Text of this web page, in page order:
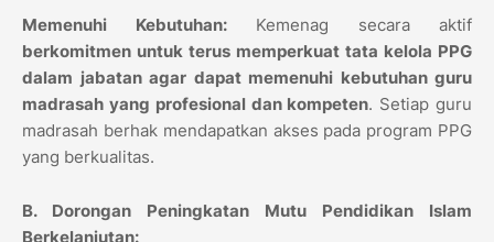
Memenuhi Kebutuhan:Kemenag secara aktif
berkomitmen untuk terus memperkuat tata kelola PPG
dalam jabatan agar dapat memenuhi kebutuhan guru
madrasah yang profesional dan kompeten. Setiap guru
madrasah berhak mendapatkan akses pada program PPG
yang berkualitas.
B. Dorongan Peningkatan Mutu Pendidikan Islam
Berkelanjutan: